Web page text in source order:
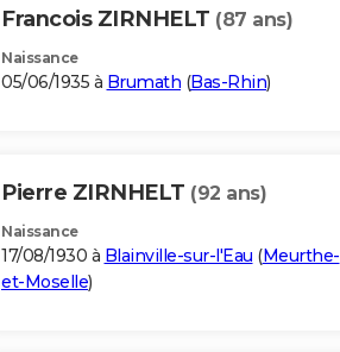
Francois ZIRNHELT (87 ans)
Naissance
05/06/1935 à Brumath (Bas-Rhin)
Pierre ZIRNHELT (92 ans)
Naissance
17/08/1930 à Blainville-sur-l'Eau (Meurthe-
et-Moselle)